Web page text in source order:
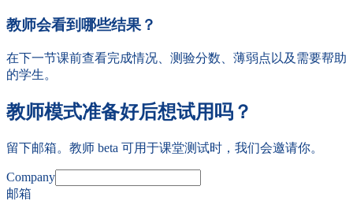
教师会看到哪些结果？
在下一节课前查看完成情况、测验分数、薄弱点以及需要帮助
的学生。
教师模式准备好后想试用吗？
留下邮箱。教师 beta 可用于课堂测试时，我们会邀请你。
Company
邮箱